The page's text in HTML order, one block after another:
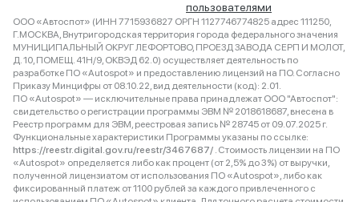
пользователями
ООО «Автоспот» (ИНН 7715936827 ОРГН 1127746774825 адрес 111250,
Г.МОСКВА, Внутригородская территория города федерального значения
МУНИЦИПАЛЬНЫЙ ОКРУГ ЛЕФОРТОВО, ПРОЕЗД ЗАВОДА СЕРП И МОЛОТ,
Д. 10, ПОМЕЩ. 41Н/9, ОКВЭД 62.0) осуществляет деятельность по
разработке ПО «Autospot» и предоставлению лицензий на ПО. Согласно
Приказу Минцифры от 08.10.22, вид деятельности (код): 2.01.
ПО «Autospot» — исключительные права принадлежат ООО "Автоспот":
свидетельство о регистрации программы ЭВМ № 2018618687, внесена в
Реестр программ для ЭВМ, реестровая запись № 28745 от 09.07.2025 г.
Функциональные характеристики Программы указаны по ссылке:
https://reestr.digital.gov.ru/reestr/3467687/ . Стоимость лицензии на ПО
«Autospot» определяется либо как процент (от 2,5% до 3%) от выручки,
полученной лицензиатом от использования ПО «Autospot», либо как
фиксированный платеж от 1100 рублей за каждого привлеченного с